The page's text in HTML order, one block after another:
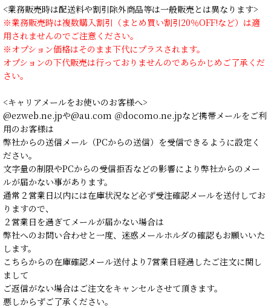
<業務販売時は配送料や割引除外商品等は一般販売とは異なります>
※業務販売時は複数購入割引（まとめ買い割引20％OFF!など）は適
用されませんのでご注意ください。
※オプション価格はそのまま下代にプラスされます。
オプションの下代販売は行っておりませんのであらかじめご了承くだ
さい。
<キャリアメールをお使いのお客様へ>
@ezweb.ne.jpや@au.com ＠docomo.ne.jpなど携帯メールをご利
用のお客様は
弊社からの送信メール（PCからの送信）を受信できるように設定く
ださい。
文字量の制限やPCからの受信拒否などの影響により弊社からのメー
ルが届かない事があります。
通常２営業日以内には在庫状況など必ず受注確認メールを送付してお
りますので、
２営業日を過ぎてメールが届かない場合は
弊社へのお問い合わせと一度、迷惑メールホルダの確認もお願いいた
します。
こちらからの在庫確認メール送付より7営業日経過したご注文に関し
まして
ご返信がない場合はご注文をキャンセルさせて頂きます。
悪しからずご了承ください。